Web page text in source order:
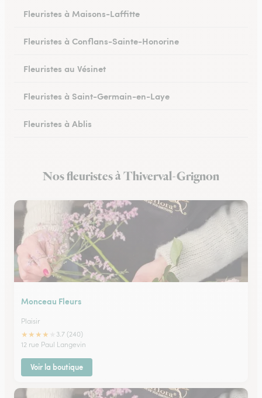
Fleuristes à Maisons-Laffitte
Fleuristes à Conflans-Sainte-Honorine
Fleuristes au Vésinet
Fleuristes à Saint-Germain-en-Laye
Fleuristes à Ablis
Fleuristes à Villepreux
Nos fleuristes à Thiverval-Grignon
Monceau Fleurs
Plaisir
★★★★
3.7 (240)
12 rue Paul Langevin
Voir la boutique